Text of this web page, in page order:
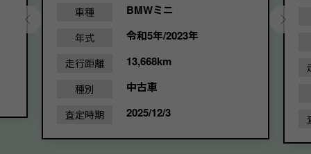
車種 BMWミニ
年式 令和5年/2023年
走行距離 13,668km
種別 中古車
査定時期 2025/12/3